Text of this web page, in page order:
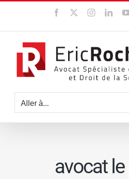
contenu
Facebook Instagram
Aller à...
avocat